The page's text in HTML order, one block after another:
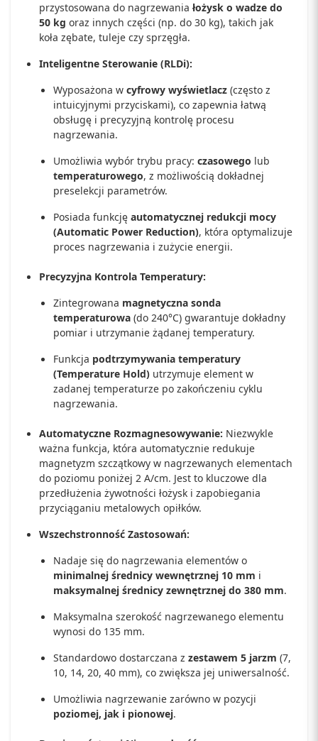
przystosowana do nagrzewania łożysk o wadze do
50 kg oraz innych części (np. do 30 kg), takich jak
koła zębate, tuleje czy sprzęgła.
Inteligentne Sterowanie (RLDi):
Wyposażona w cyfrowy wyświetlacz (często z
intuicyjnymi przyciskami), co zapewnia łatwą
obsługę i precyzyjną kontrolę procesu
nagrzewania.
Umożliwia wybór trybu pracy: czasowego lub
temperaturowego, z możliwością dokładnej
preselekcji parametrów.
Posiada funkcję automatycznej redukcji mocy
(Automatic Power Reduction), która optymalizuje
proces nagrzewania i zużycie energii.
Precyzyjna Kontrola Temperatury:
Zintegrowana magnetyczna sonda
temperaturowa (do 240°C) gwarantuje dokładny
pomiar i utrzymanie żądanej temperatury.
Funkcja podtrzymywania temperatury
(Temperature Hold) utrzymuje element w
zadanej temperaturze po zakończeniu cyklu
nagrzewania.
Automatyczne Rozmagnesowywanie: Niezwykle
ważna funkcja, która automatycznie redukuje
magnetyzm szczątkowy w nagrzewanych elementach
do poziomu poniżej 2 A/cm. Jest to kluczowe dla
przedłużenia żywotności łożysk i zapobiegania
przyciąganiu metalowych opiłków.
Wszechstronność Zastosowań:
Nadaje się do nagrzewania elementów o
minimalnej średnicy wewnętrznej 10 mm i
maksymalnej średnicy zewnętrznej do 380 mm.
Maksymalna szerokość nagrzewanego elementu
wynosi do 135 mm.
Standardowo dostarczana z zestawem 5 jarzm (7,
10, 14, 20, 40 mm), co zwiększa jej uniwersalność.
Umożliwia nagrzewanie zarówno w pozycji
poziomej, jak i pionowej.